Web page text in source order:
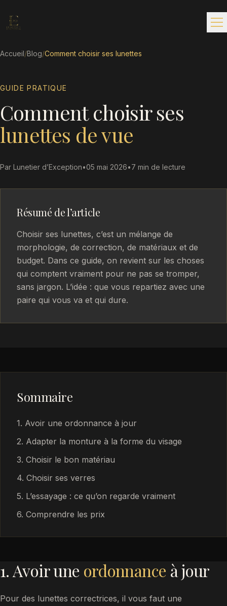
Accueil/Blog/Comment choisir ses lunettes
GUIDE PRATIQUE
Comment choisir ses
lunettes de vue
Par Lunetier d’Exception•05 mai 2026•7 min de lecture
Résumé de l’article
Choisir ses lunettes, c’est un mélange de
morphologie, de correction, de matériaux et de
budget. Dans ce guide, on revient sur les choses
qui comptent vraiment pour ne pas se tromper,
sans jargon. L’idée : que vous repartiez avec une
paire qui vous va et qui dure.
Sommaire
1. Avoir une ordonnance à jour
2. Adapter la monture à la forme du visage
3. Choisir le bon matériau
4. Choisir ses verres
5. L’essayage : ce qu’on regarde vraiment
6. Comprendre les prix
1. Avoir une ordonnance à jour
Pour des lunettes correctrices, il vous faut une